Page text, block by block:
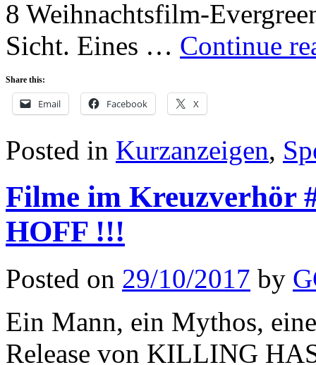
8 Weihnachtsfilm-
Sicht. Eines … Continue
Share this:
Email Facebook X
Posted in Kurzanzeigen,
Filme im Kreuzverhör
HOFF !!!
Posted on 29/10/2017 by
Ein Mann, ein Mythos,
Release von KILLING